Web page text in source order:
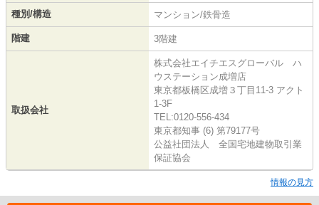
種別/構造 マンション/鉄骨造
階建 3階建
取扱会社
株式会社エイチエスグローバル ハ
ウステーション成増店
東京都板橋区成増３丁目11-3 アクト
1-3F
TEL:0120-556-434
東京都知事 (6) 第79177号
公益社団法人 全国宅地建物取引業
保証協会
情報の見方